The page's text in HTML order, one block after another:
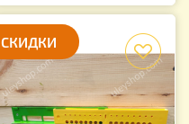
СКИДКИ